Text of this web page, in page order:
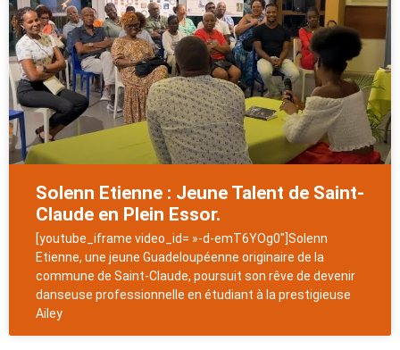
Solenn Etienne : Jeune Talent de Saint-
Claude en Plein Essor.
[youtube_iframe video_id= »-d-emT6YOg0″]Solenn
Etienne, une jeune Guadeloupéenne originaire de la
commune de Saint-Claude, poursuit son rêve de devenir
danseuse professionnelle en étudiant à la prestigieuse
Ailey